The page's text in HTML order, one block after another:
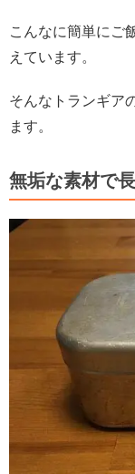
こんなに簡単にご
えています。
そんなトランギア
ます。
無垢な素材で